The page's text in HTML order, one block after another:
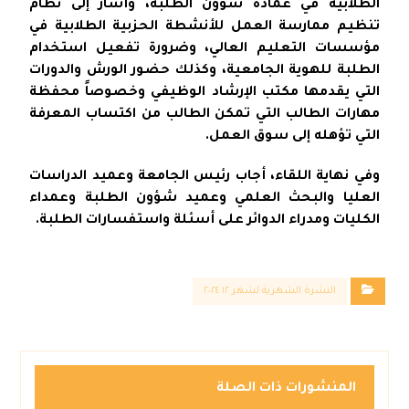
الطلابية في عمادة شؤون الطلبة، وأشار إلى نظام
تنظيم ممارسة العمل للأنشطة الحزبية الطلابية في
مؤسسات التعليم العالي، وضرورة تفعيل استخدام
الطلبة للهوية الجامعية، وكذلك حضور الورش والدورات
التي يقدمها مكتب الإرشاد الوظيفي وخصوصاً محفظة
مهارات الطالب التي تمكن الطالب من اكتساب المعرفة
التي تؤهله إلى سوق العمل.
وفي نهاية اللقاء، أجاب رئيس الجامعة وعميد الدراسات
العليا والبحث العلمي وعميد شؤون الطلبة وعمداء
الكليات ومدراء الدوائر على أسئلة واستفسارات الطلبة.
النشرة الشهرية لشهر ١٢ ٢٠٢٤
المنشورات ذات الصلة